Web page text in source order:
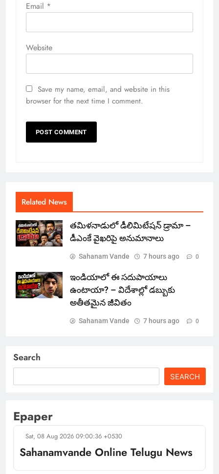
Email *
Website
Save my name, email, and website in this
browser for the next time I comment.
Related News
తమిళనాడులో డీలిమిటేషన్ డ్రామా –
డీఎంకే వైఖరిపై అనుమానాలు
Sahanam Vande 7 hours ago 0
ఇండియాలో‌ ఈ సదుపాయాలు
ఉంటాయా? – విదేశాల్లో డబ్బుకు
అతీతమైన జీవితం
Sahanam Vande 7 hours ago 0
Search
SEARCH
Epaper
Sat, 08 Aug 2026 09:00:36 +0530
Sahanamvande Online Telugu News